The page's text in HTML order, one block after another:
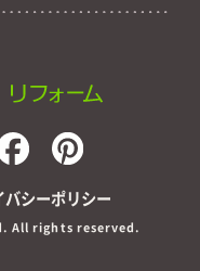
バシーポリシー
All rights reserved.